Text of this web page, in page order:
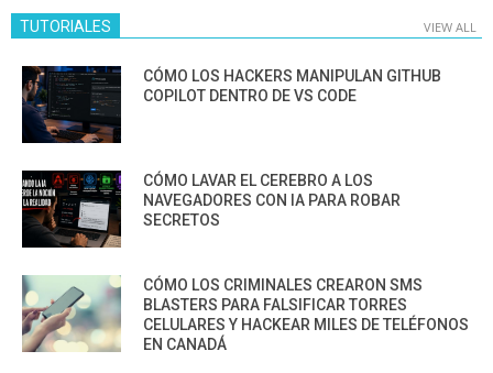
TUTORIALES VIEW ALL
CÓMO LOS HACKERS MANIPULAN GITHUB
COPILOT DENTRO DE VS CODE
CÓMO LAVAR EL CEREBRO A LOS
NAVEGADORES CON IA PARA ROBAR
SECRETOS
CÓMO LOS CRIMINALES CREARON SMS
BLASTERS PARA FALSIFICAR TORRES
CELULARES Y HACKEAR MILES DE TELÉFONOS
EN CANADÁ